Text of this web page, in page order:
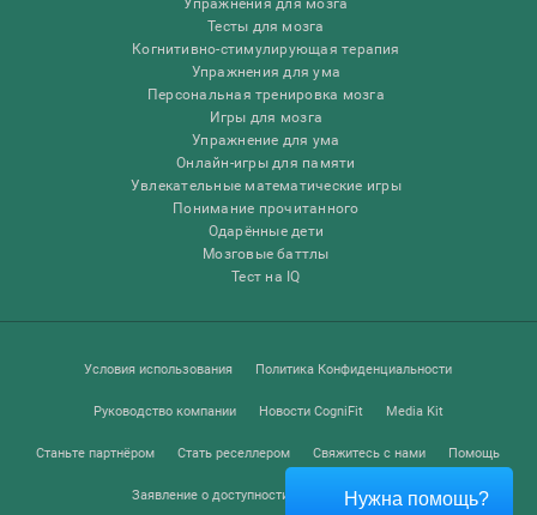
Тесты для мозга
Когнитивно-стимулирующая терапия
Упражнения для ума
Персональная тренировка мозга
Игры для мозга
Упражнение для ума
Онлайн-игры для памяти
Увлекательные математические игры
Понимание прочитанного
Одарённые дети
Мозговые баттлы
Тест на IQ
Условия использования Политика Конфиденциальности
Руководство компании Новости CogniFit Media Kit
Станьте партнёром Стать реселлером Свяжитесь с нами Помощь
Заявление о доступности Центр доверия
Нужна помощь?